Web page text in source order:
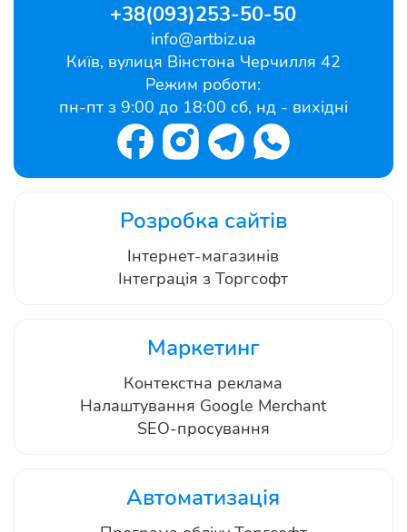
+38(093)253-50-50
info@artbiz.ua
Київ, вулиця Вінстона Черчилля 42
Режим роботи:
пн-пт з 9:00 до 18:00 сб, нд - вихідні
Розробка сайтів
Інтернет-магазинів
Інтеграція з Торгсофт
Маркетинг
Контекстна реклама
Налаштування Google Merchant
SEO-просування
Автоматизація